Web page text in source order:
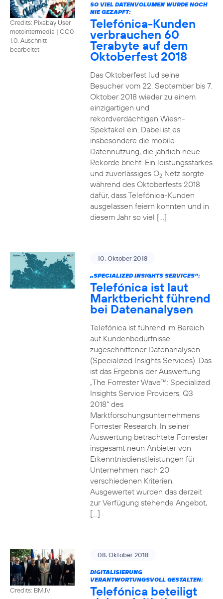
Credits: Pixabay User
motointermedia | CC0
1.0, Auschnitt
bearbeitet
SO VIEL DATENVOLUMEN WURDE NOCH
NIE GEZAPFT:
Telefónica-Kunden
verbrauchen 60
Terabyte auf dem
Oktoberfest 2018
Das Oktoberfest lud seine
Besucher vom 22. September bis 7.
Oktober 2018 wieder zu einem
einzigartigen und
rekordverdächtigen Wiesn-
Spektakel ein. Dabei ist es
insbesondere die mobile
Datennutzung, die jährlich neue
Rekorde bricht. Ein leistungsstarkes
und zuverlässiges O2Netz sorgte
während des Oktoberfests 2018
dafür, dass Telefónica-Kunden
ausgelassen feiern konnten und in
diesem Jahr so viel […]
10. Oktober 2018
„SPECIALIZED INSIGHTS SERVICES“:
Telefónica ist laut
Marktbericht führend
bei Datenanalysen
Telefónica ist führend im Bereich
auf Kundenbedürfnisse
zugeschnittener Datenanalysen
(Specialized Insights Services). Das
ist das Ergebnis der Auswertung
„The Forrester Wave™: Specialized
Insights Service Providers, Q3
2018“ des
Marktforschungsunternehmens
Forrester Research. In seiner
Auswertung betrachtete Forrester
insgesamt neun Anbieter von
Erkenntnisdienstleistungen für
Unternehmen nach 20
verschiedenen Kriterien.
Ausgewertet wurden das derzeit
zur Verfügung stehende Angebot,
[…]
Credits: BMJV
08. Oktober 2018
DIGITALISIERUNG
VERANTWORTUNGSVOLL GESTALTEN:
Telefónica beteiligt